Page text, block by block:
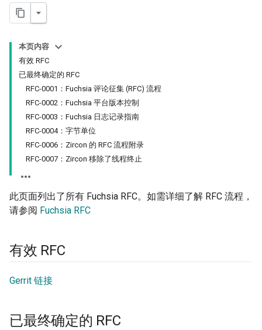
本页内容
有效 RFC
已最终确定的 RFC
RFC-0001：Fuchsia 评论征集 (RFC) 流程
RFC-0002：Fuchsia 平台版本控制
RFC-0003：Fuchsia 日志记录指南
RFC-0004：字节单位
RFC-0006：Zircon 的 RFC 流程附录
RFC-0007：Zircon 移除了线程终止
此页面列出了所有 Fuchsia RFC。如需详细了解 RFC 流程，
请参阅 Fuchsia RFC
有效 RFC
Gerrit 链接
已最终确定的 RFC